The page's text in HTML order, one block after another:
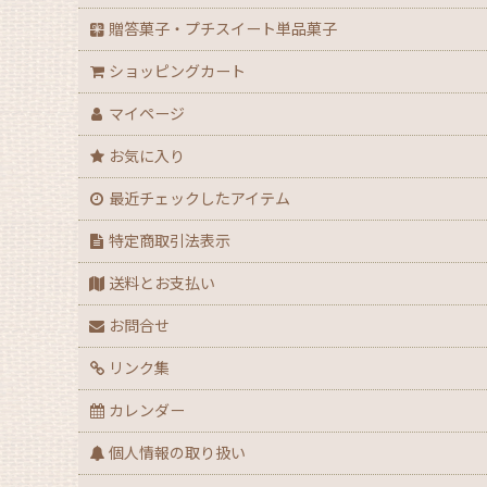
【アウトレット】ハロウィン
【２０２６年】クリスマスデコ箱・ノエル箱・ト
【クリスマス】ノエル箱
【クリスマス】シュトーレン（箱・袋）
【クリスマス】★全力応援！X’masグッズ
【アウトレット】クリスマス
【通年】迎春・お祝い・だるま・花柄
贈答菓子・プチスイート単品菓子
ショッピングカート
マイページ
お気に入り
最近チェックしたアイテム
特定商取引法表示
送料とお支払い
お問合せ
リンク集
カレンダー
個人情報の取り扱い